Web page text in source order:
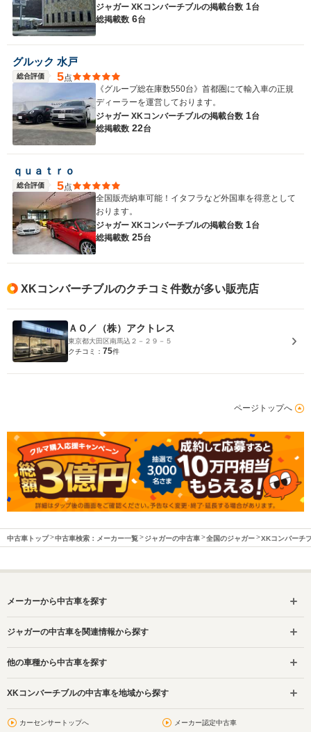
ジャガー XKコンバーチブルの掲載台数 1台
総掲載数 6台
グルック 水戸
総合評価 5点
《グループ総在庫数550台》首都圏にて輸入車の正規
ディーラーを運営しております。
ジャガー XKコンバーチブルの掲載台数 1台
総掲載数 22台
ｑｕａｔｒｏ
総合評価 5点
全国販売納車可能！イタフラなど外国車を得意として
おります。
ジャガー XKコンバーチブルの掲載台数 1台
総掲載数 25台
XKコンバーチブルのクチコミ件数が多い販売店
ＡＯ／（株）アクトレス
東京都大田区南馬込２－２９－５
クチコミ： 75件
ページトップへ
中古車トップ 中古車検索：メーカー一覧 ジャガーの中古車 全国のジャガー XKコンバーチ
メーカーから中古車を探す
ジャガーの中古車を関連情報から探す
他の車種から中古車を探す
XKコンバーチブルの中古車を地域から探す
カーセンサートップへ メーカー認定中古車